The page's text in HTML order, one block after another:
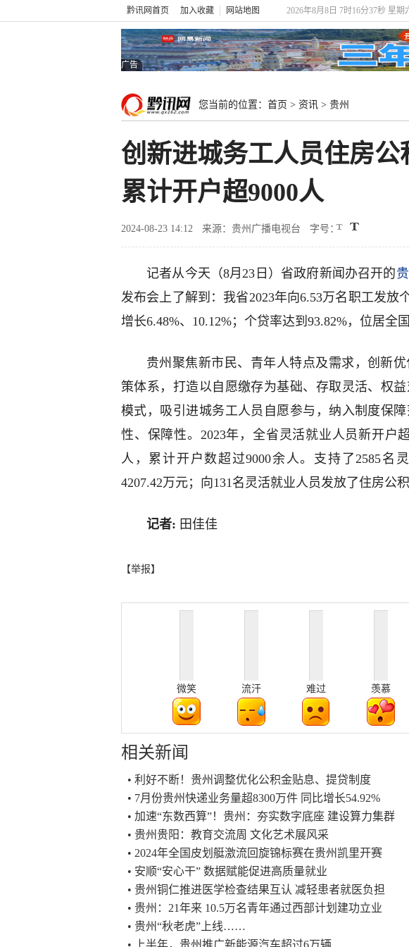
黔讯网首页 加入收藏 网站地图 2026年8月8日 7时16分38秒 星期
广告
您当前的位置： 首页 > 资讯 > 贵州
创新进城务工人员住房
累计开户超9000人
2024-08-23 14:12 来源：贵州广播电视台 字号：
记者从今天（8月23日）省政府新闻办召开的
发布会上了解到：我省2023年向6.53万名职工发放
增长6.48%、10.12%；个贷率达到93.82%，位居全国
贵州聚焦新市民、青年人特点及需求，创新
策体系，打造以自愿缴存为基础、存取灵活、权
模式，吸引进城务工人员自愿参与，纳入制度保
性、保障性。2023年，全省灵活就业人员新开户
人，累计开户数超过9000余人。支持了2585名
4207.42万元；向131名灵活就业人员发放了住房公积
记者: 田佳佳
【举报】
微笑 流汗 难过 羡慕
相关新闻
• 利好不断！贵州调整优化公积金贴息、提贷制度
• 7月份贵州快递业务量超8300万件 同比增长54.92%
• 加速“东数西算”！贵州：夯实数字底座 建设算力集群
• 贵州贵阳：教育交流周 文化艺术展风采
• 2024年全国皮划艇激流回旋锦标赛在贵州凯里开赛
• 安顺“安心干” 数据赋能促进高质量就业
• 贵州铜仁推进医学检查结果互认 减轻患者就医负担
• 贵州：21年来 10.5万名青年通过西部计划建功立业
• 贵州“秋老虎”上线……
• 上半年，贵州推广新能源汽车超过6万辆